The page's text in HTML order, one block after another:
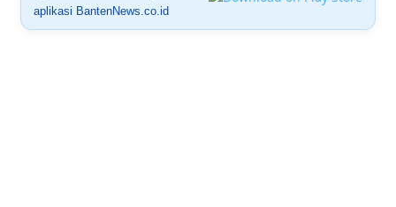
aplikasi BantenNews.co.id